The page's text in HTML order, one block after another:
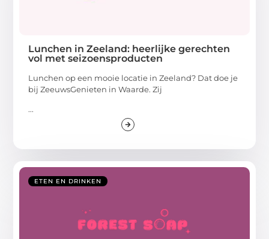
Lunchen in Zeeland: heerlijke gerechten
vol met seizoensproducten
Lunchen op een mooie locatie in Zeeland? Dat doe je
bij ZeeuwsGenieten in Waarde. Zij
...
ETEN EN DRINKEN